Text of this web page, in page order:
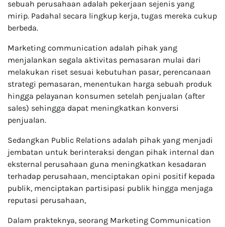
sebuah perusahaan adalah pekerjaan sejenis yang
mirip. Padahal secara lingkup kerja, tugas mereka cukup
berbeda.
Marketing communication adalah pihak yang
menjalankan segala aktivitas pemasaran mulai dari
melakukan riset sesuai kebutuhan pasar, perencanaan
strategi pemasaran, menentukan harga sebuah produk
hingga pelayanan konsumen setelah penjualan (after
sales) sehingga dapat meningkatkan konversi
penjualan.
Sedangkan Public Relations adalah pihak yang menjadi
jembatan untuk berinteraksi dengan pihak internal dan
eksternal perusahaan guna meningkatkan kesadaran
terhadap perusahaan, menciptakan opini positif kepada
publik, menciptakan partisipasi publik hingga menjaga
reputasi perusahaan,
Dalam prakteknya, seorang Marketing Communication